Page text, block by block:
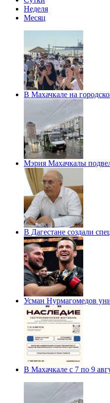
Неделя
Месяц
В Махачкале на
Мэрия Махачкалы
В Дагестане создали
Усман Нурмагомедов
В Махачкале с 7 по 9